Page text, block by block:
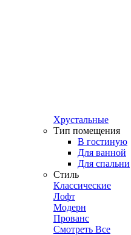
Хрустальные
Тип помещения
В гостиную
Для ванной
Для спальни
Стиль
Классические
Лофт
Модерн
Прованс
Смотреть Все